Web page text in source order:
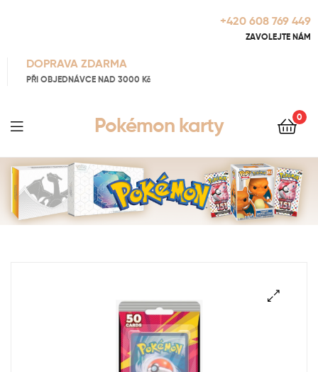
+420 608 769 449
ZAVOLEJTE NÁM
DOPRAVA ZDARMA
PŘI OBJEDNÁVCE NAD 3000 Kč
Pokémon karty 0